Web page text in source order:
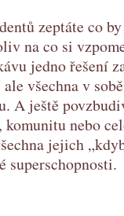
zeptáte co
na co si
jedno řešení
všechna v
A ještě
nebo
jejich